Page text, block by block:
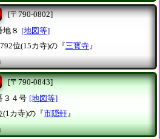
[〒790-0802]
８ [地図等]
位(15カ寺)の『三寳寺』
[〒790-0843]
３４号 [地図等]
(1カ寺)の『市隠軒』